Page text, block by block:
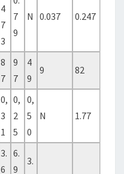
4
7
3
7
9
N 0.037 0.247
8
7
9
7
4
9
9 82
0,
3
1
0,
2
5
0,
5
0
N 1.77
3.
6
6.
9
3.